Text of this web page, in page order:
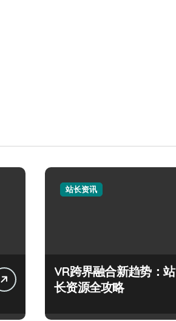
站长资讯
VR跨界融合新趋势：站
长资源全攻略